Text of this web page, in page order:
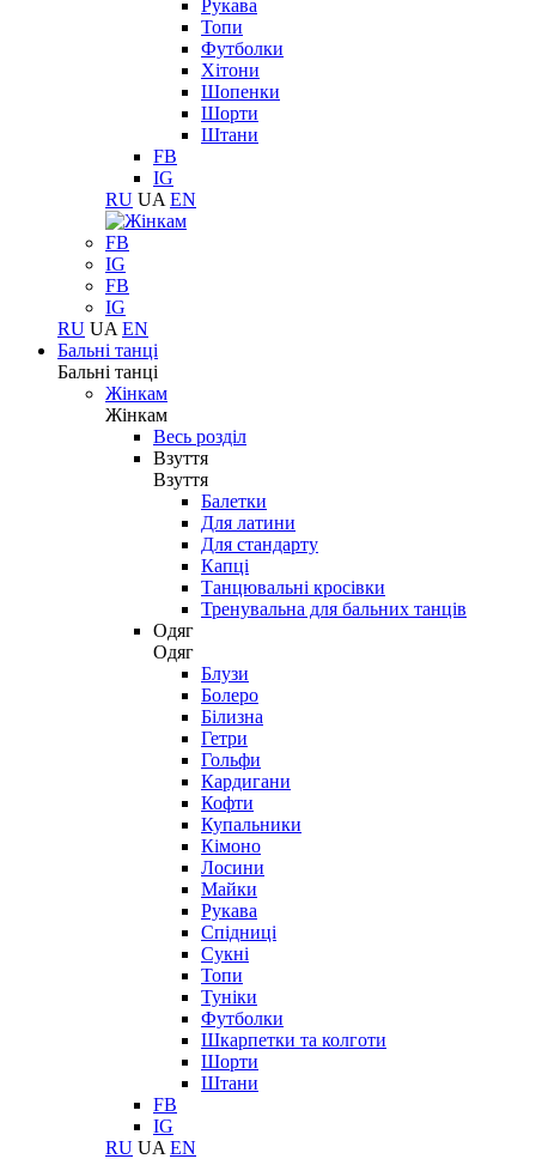
Рукава
Топи
Футболки
Хітони
Шопенки
Шорти
Штани
FB
IG
RU UA EN
FB
IG
FB
IG
RU UA EN
Бальні танці
Бальні танці
Жінкам
Жінкам
Весь розділ
Взуття
Взуття
Балетки
Для латини
Для стандарту
Капці
Танцювальні кросівки
Тренувальна для бальних танців
Одяг
Одяг
Блузи
Болеро
Білизна
Гетри
Гольфи
Кардигани
Кофти
Купальники
Кімоно
Лосини
Майки
Рукава
Спідниці
Сукні
Топи
Туніки
Футболки
Шкарпетки та колготи
Шорти
Штани
FB
IG
RU UA EN